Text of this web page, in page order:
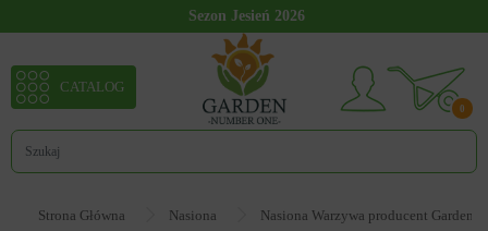
Sezon Jesień 2026
0
CATALOG
Strona Główna Nasiona Nasiona Warzywa producent Garden